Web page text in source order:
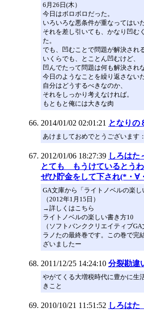
6月26日(木）
今日はボロボロだった。
いろいろな悪条件が重なってはい
それを差し引いても、かなり凹む
た。
でも、凹むことで問題が解決され
いくらでも、とことん凹むけど、
凹んでたって問題は何も解決され
今日のようなことを繰り返さない
自分はどうするべきなのか、
それをしっかり考えなければ。
もともと俺には大きな肉
2014/01/02 02:01:21 となりの
あけましておめでとうございます
2012/01/06 18:27:39 しろは
とても もうけているとうわ
ぜひ貯金をして下され(*・∀
GA文庫から「ライトノベルの楽し
（2012年1月15日）
→詳しくはこちら
ライトノベルの楽しい書き方10
（ソフトバンククリエイティブ
ラノたの最終巻です。この巻で完
ざいましたー
2011/12/25 14:24:10 分裂勘違
やがてくる大増税時代に豊かに生
きこと
2010/10/21 11:51:52 しろはた